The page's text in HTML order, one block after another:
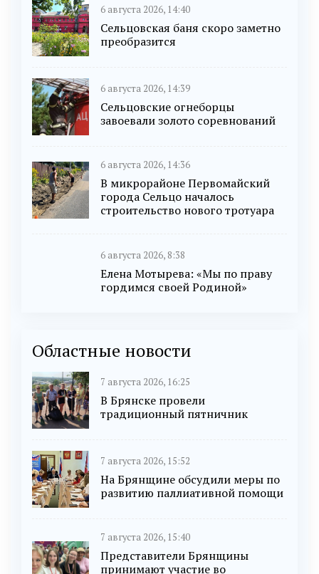
6 августа 2026, 14:40
Сельцовская баня скоро заметно
преобразится
6 августа 2026, 14:39
Сельцовские огнеборцы
завоевали золото соревнований
6 августа 2026, 14:36
В микрорайоне Первомайский
города Сельцо началось
строительство нового тротуара
6 августа 2026, 8:38
Елена Мотырева: «Мы по праву
гордимся своей Родиной»
Областные новости
7 августа 2026, 16:25
В Брянске провели
традиционный пятничник
7 августа 2026, 15:52
На Брянщине обсудили меры по
развитию паллиативной помощи
7 августа 2026, 15:40
Представители Брянщины
принимают участие во